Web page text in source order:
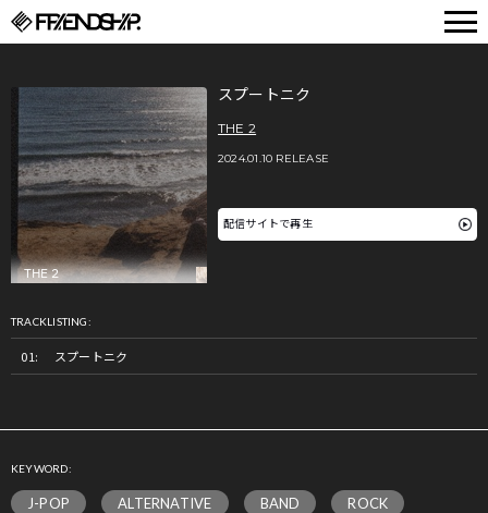
スプートニク
THE 2
2024.01.10 RELEASE
配信サイトで再生
TRACKLISTING:
スプートニク
KEYWORD:
J-POP ALTERNATIVE BAND ROCK